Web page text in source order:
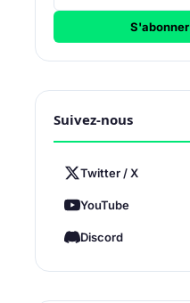
S'abonner
Suivez-nous
Twitter / X
YouTube
Discord